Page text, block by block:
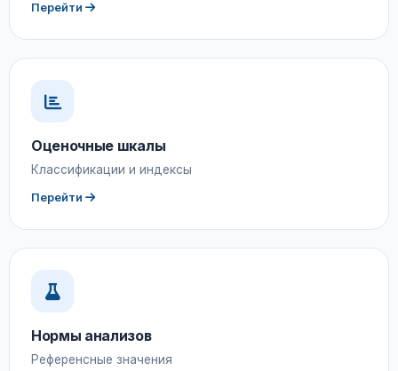
Перейти
Оценочные шкалы
Классификации и индексы
Перейти
Нормы анализов
Референсные значения